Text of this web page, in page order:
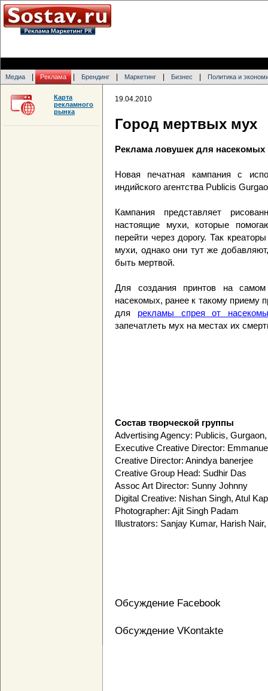
Медиа Реклама Брендинг Маркетинг Бизнес Политика и
19.04.2010
Город мертвых мух
Реклама ловушек для насекомых
Новая печатная кампания с
индийского агентства Publicis
Кампания представляет
настоящие мухи, которые
перейти через дорогу. Так
мухи, однако они тут же
быть мертвой.
Для создания принтов на
насекомых, ранее к такому приему
для рекламы спрея от
запечатлеть мух на местах их
Состав творческой группы
Advertising Agency: Publicis,
Executive Creative Director:
Creative Director: Anindya banerjee
Creative Group Head: Sudhir Das
Assoc Art Director: Sunny Johnny
Digital Creative: Nishan Singh, Atul
Photographer: Ajit Singh Padam
Illustrators: Sanjay Kumar, Harish
Обсуждение Facebook
Обсуждение VKontakte
Карта
рекламного
рынка